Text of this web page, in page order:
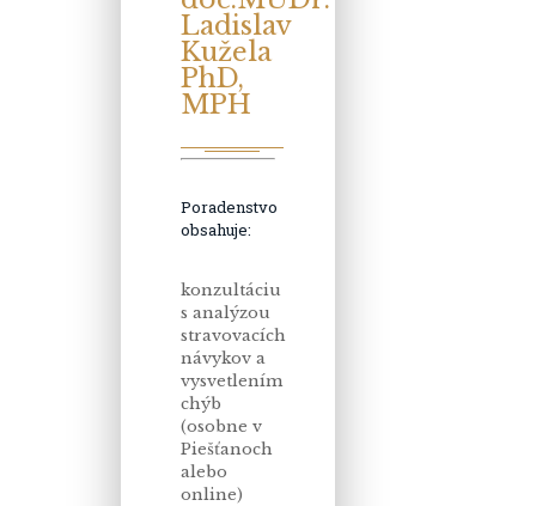
Ladislav
Kužela
PhD,
MPH
Poradenstvo
obsahuje:
konzultáciu
s analýzou
stravovacích
návykov a
vysvetlením
chýb
(osobne v
Piešťanoch
alebo
online)